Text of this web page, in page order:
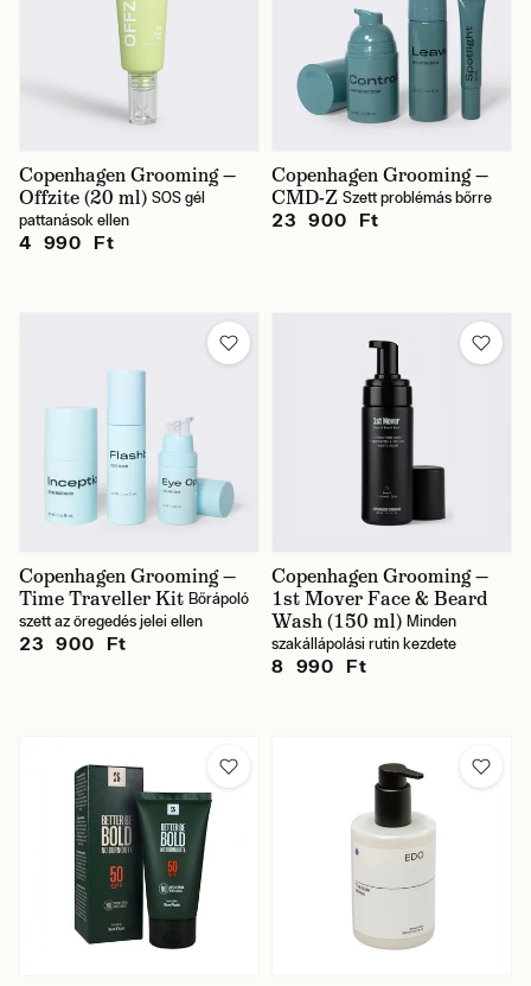
Copenhagen Grooming —
Offzite (20 ml) SOS gél
pattanások ellen
4 990 Ft
Copenhagen Grooming —
CMD-Z Szett problémás bőrre
23 900 Ft
Copenhagen Grooming —
Time Traveller Kit Bőrápoló
szett az öregedés jelei ellen
23 900 Ft
Copenhagen Grooming —
1st Mover Face & Beard
Wash (150 ml) Minden
szakállápolási rutin kezdete
8 990 Ft